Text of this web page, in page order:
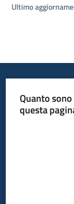
Ultimo
Quanto
questa